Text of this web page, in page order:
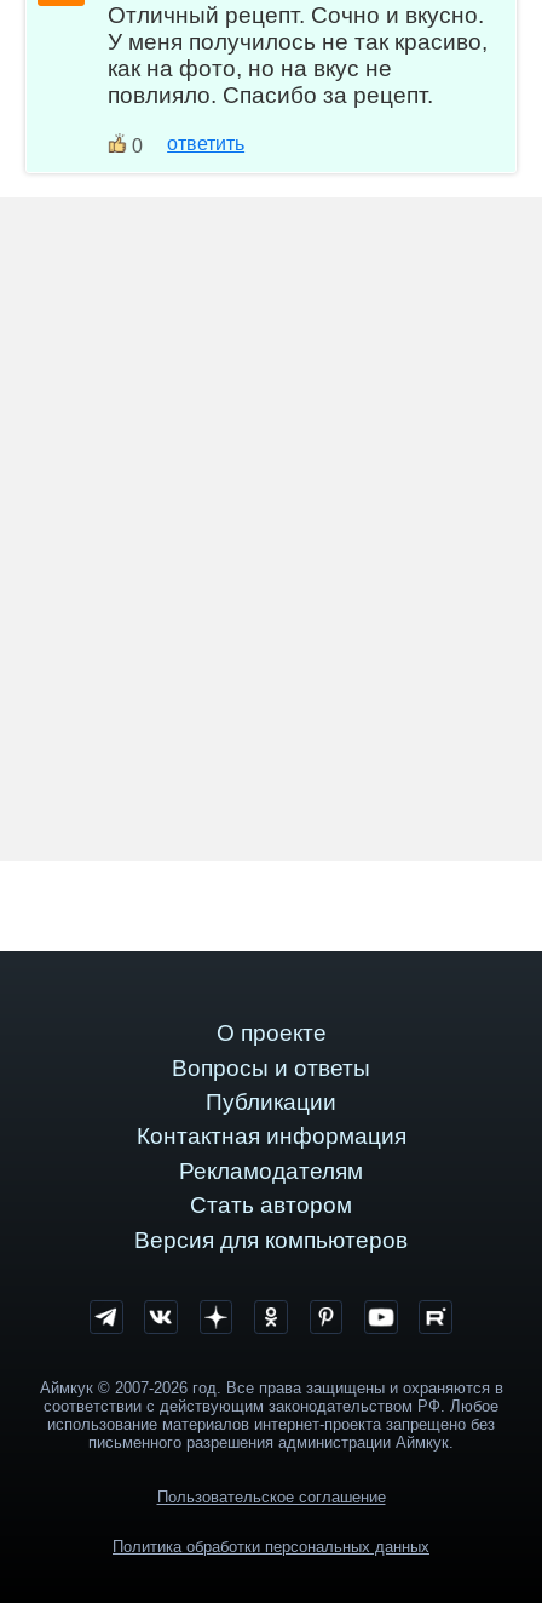
Отличный рецепт. Сочно и вкусно.
У меня получилось не так красиво,
как на фото, но на вкус не
повлияло. Спасибо за рецепт.
0 ответить
О проекте
Вопросы и ответы
Публикации
Контактная информация
Рекламодателям
Стать автором
Версия для компьютеров
Аймкук © 2007-2026 год. Все права защищены и охраняются в
соответствии с действующим законодательством РФ. Любое
использование материалов интернет-проекта запрещено без
письменного разрешения администрации Аймкук.
Пользовательское соглашение
Политика обработки персональных данных